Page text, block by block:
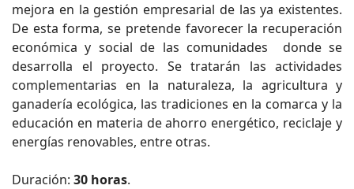
mejora en la gestión empresarial de las ya existentes.
De esta forma, se pretende favorecer la recuperación
económica y social de las comunidades donde se
desarrolla el proyecto. Se tratarán las actividades
complementarias en la naturaleza, la agricultura y
ganadería ecológica, las tradiciones en la comarca y la
educación en materia de ahorro energético, reciclaje y
energías renovables, entre otras.
Duración: 30 horas.